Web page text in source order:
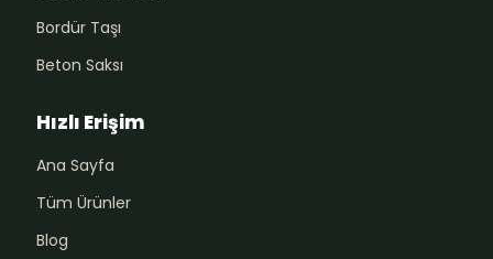
Bordür Taşı
Beton Saksı
Hızlı Erişim
Ana Sayfa
Tüm Ürünler
Blog